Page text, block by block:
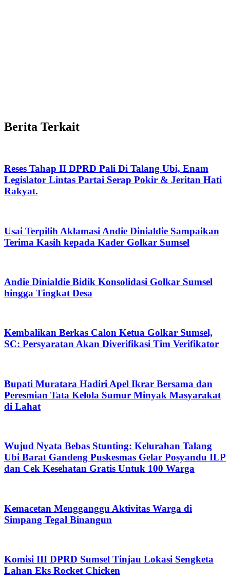
Berita Terkait
Reses Tahap II DPRD Pali Di Talang Ubi, Enam
Legislator Lintas Partai Serap Pokir & Jeritan Hati
Rakyat.
Usai Terpilih Aklamasi Andie Dinialdie Sampaikan
Terima Kasih kepada Kader Golkar Sumsel
Andie Dinialdie Bidik Konsolidasi Golkar Sumsel
hingga Tingkat Desa
Kembalikan Berkas Calon Ketua Golkar Sumsel,
SC: Persyaratan Akan Diverifikasi Tim Verifikator
Bupati Muratara Hadiri Apel Ikrar Bersama dan
Peresmian Tata Kelola Sumur Minyak Masyarakat
di Lahat
Wujud Nyata Bebas Stunting: Kelurahan Talang
Ubi Barat Gandeng Puskesmas Gelar Posyandu ILP
dan Cek Kesehatan Gratis Untuk 100 Warga
Kemacetan Mengganggu Aktivitas Warga di
Simpang Tegal Binangun
Komisi III DPRD Sumsel Tinjau Lokasi Sengketa
Lahan Eks Rocket Chicken